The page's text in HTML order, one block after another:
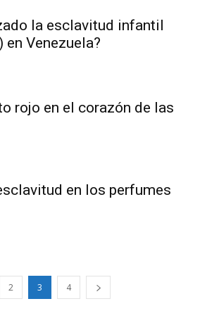
la esclavitud infantil
Venezuela?
rojo en el corazón de las
en los perfumes
2 3 4